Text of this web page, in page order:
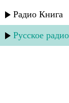
Радио Книга
Русское радио
Зубаир